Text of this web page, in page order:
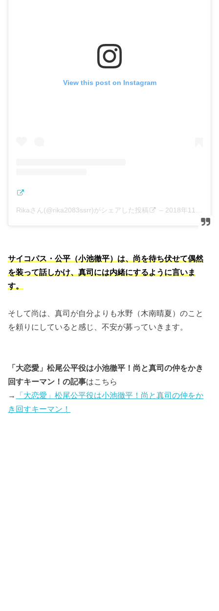
View this post on Instagram
Rikaさん(@rika2083ssrr)がシェアした投稿 – 2018年11月月24日午前7時24分PST
サイコパス・公平（小池徹平）は、尚を待ち伏せて偶然
を装って話しかけ、真司には内緒にするように言いま
す。
そして尚は、真司が自分よりも水野（木南晴夏）のこと
を頼りにしていると感じ、不安が募っていきます。
「大恋愛」松尾公平役は小池徹平！尚と真司の仲をかき
回すキーマン！の記事はこちら
→
「大恋愛」松尾公平役は小池徹平！尚と真司の仲をか
き回すキーマン！